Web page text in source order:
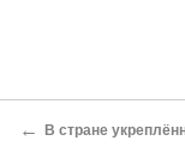
← В стране